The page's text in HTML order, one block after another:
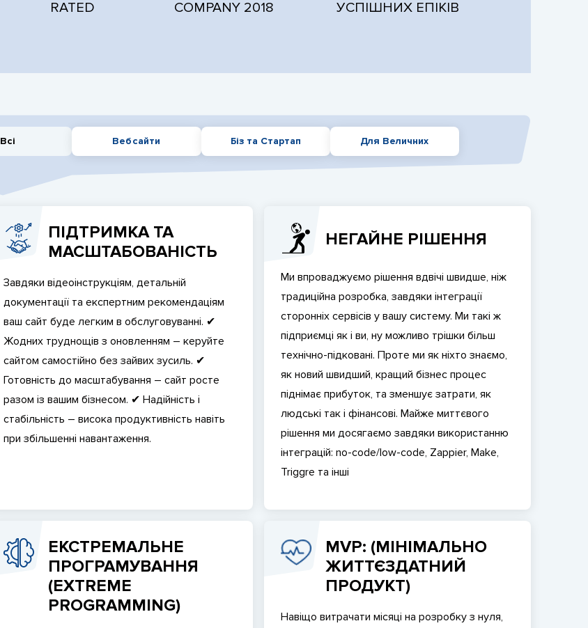
RATED COMPANY 2018 УСПІШНИХ ЕПІКІВ
Всі Веб сайти Біз та Стартап Для Величних
ПІДТРИМКА ТА
МАСШТАБОВАНІСТЬ
Завдяки відеоінструкціям, детальній
документації та експертним рекомендаціям
ваш сайт буде легким в обслуговуванні. ✔
Жодних труднощів з оновленням – керуйте
сайтом самостійно без зайвих зусиль. ✔
Готовність до масштабування – сайт росте
разом із вашим бізнесом. ✔ Надійність і
стабільність – висока продуктивність навіть
при збільшенні навантаження.
НЕГАЙНЕ РІШЕННЯ
Ми впроваджуємо рішення вдвічі швидше, ніж
традиційна розробка, завдяки інтеграції
сторонніх сервісів у вашу систему. Ми такі ж
підприємці як і ви, ну можливо трішки більш
технічно-підковані. Проте ми як ніхто знаємо,
як новий швидший, кращий бізнес процес
піднімає прибуток, та зменшує затрати, як
людські так і фінансові. Майже миттєвого
рішення ми досягаємо завдяки використанню
інтеграцій: no-code/low-code, Zappier, Make,
Triggre та інші
ЕКСТРЕМАЛЬНЕ
ПРОГРАМУВАННЯ
(EXTREME
PROGRAMMING)
MVP: (МІНІМАЛЬНО
ЖИТТЄЗДАТНИЙ
ПРОДУКТ)
Навіщо витрачати місяці на розробку з нуля,